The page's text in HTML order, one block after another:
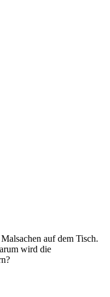
auf dem Tisch.
wird die